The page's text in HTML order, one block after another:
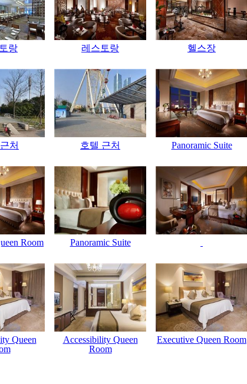
랑 레스토랑 헬스장
처 호텔 근처 Panoramic Suite
Room Panoramic Suite
Queen
Accessibility Queen
Room
Executive Queen Room